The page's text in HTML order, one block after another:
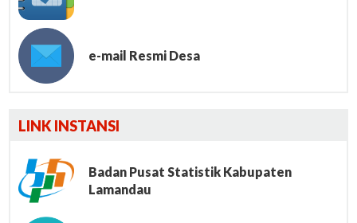
e-mail Resmi Desa
Lumbung File
LINK INSTANSI
Badan Pusat Statistik Kabupaten
Lamandau